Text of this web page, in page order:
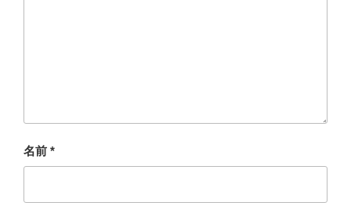
名前 *